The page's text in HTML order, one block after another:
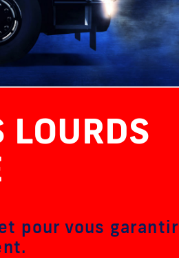
LOURDS
pour vous garantir